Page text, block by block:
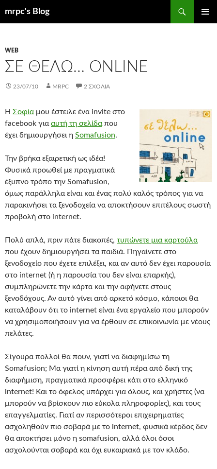
mrpc's Blog
WEB
ΣΕ ΘΈΛΩ… ONLINE
23/07/10 MRPC 2 ΣΧΌΛΙΑ
Η Σοφία μου έστειλε ένα invite στο
facebook για αυτή τη σελίδα που
έχει δημιουργήσει η Somafusion.
Την βρήκα εξαιρετική ως ιδέα!
Φυσικά προωθεί με πραγματικά
έξυπνο τρόπο την Somafusion,
όμως παράλληλα είναι και ένας πολύ καλός τρόπος για να
παρακινήσει τα ξενοδοχεία να αποκτήσουν επιτέλους σωστή
προβολή στο internet.
Πολύ απλά, πριν πάτε διακοπές, τυπώνετε μια καρτούλα
που έχουν δημιουργήσει τα παιδιά. Πηγαίνετε στο
ξενοδοχείο που έχετε επιλέξει, και αν αυτό δεν έχει παρουσία
στο internet (ή η παρουσία του δεν είναι επαρκής),
συμπληρώνετε την κάρτα και την αφήνετε στους
ξενοδόχους. Αν αυτό γίνει από αρκετό κόσμο, κάποιοι θα
καταλάβουν ότι το internet είναι ένα εργαλείο που μπορούν
να χρησιμοποιήσουν για να έρθουν σε επικοινωνία με νέους
πελάτες.
Σίγουρα πολλοί θα πουν, γιατί να διαφημίσω τη
Somafusion; Μα γιατί η κίνηση αυτή πέρα από δική της
διαφήμιση, πραγματικά προσφέρει κάτι στο ελληνικό
internet! Και το όφελος υπάρχει για όλους, και χρήστες (να
μπορούν να βρίσκουν πιο εύκολα πληροφορίες), και τους
επαγγελματίες. Γιατί αν περισσότεροι επιχειρηματίες
ασχοληθούν πιο σοβαρά με το internet, φυσικά κέρδος δεν
θα αποκτήσει μόνο η somafusion, αλλά όλοι όσοι
ασχολούνται σοβαρά και όχι ευκαιριακά με τον κλάδο.